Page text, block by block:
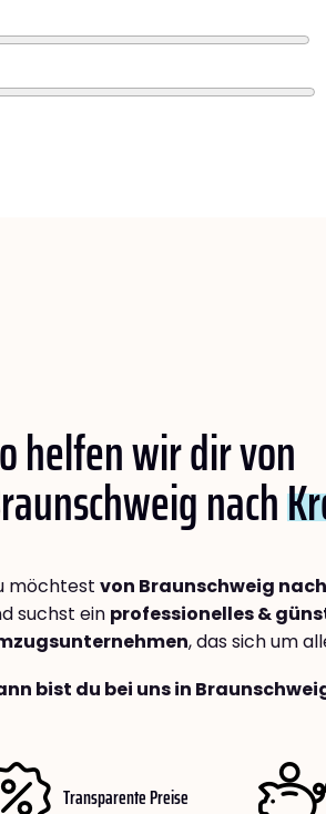
helfen wir dir von
nach
möchtest von Braunschweig
suchst ein professionelles &
, das sich um
bist du bei uns in
Transparente Preise